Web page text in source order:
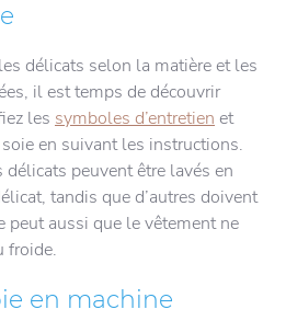
délicats selon la matière et les
il est temps de découvrir
les symboles d’entretienet
en suivant les instructions.
peuvent être lavés en
tandis que d’autres doivent
peut aussi que le vêtement ne
froide.
en machine